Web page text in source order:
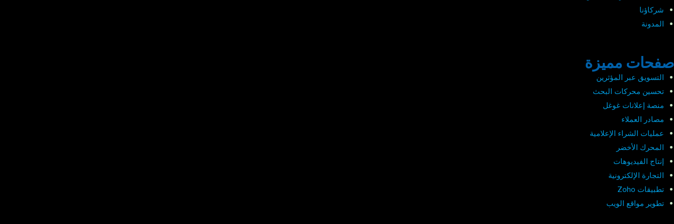
شركاؤنا
المدونة
صفحات مميزة
التسويق عبر المؤثرين
تحسين محركات البحث
منصة إعلانات غوغل
مصادر العملاء
عمليات الشراء الإعلامية
المحرك الأخضر
إنتاج الفيديوهات
التجارة الإلكترونية
تطبيقات Zoho
تطوير مواقع الويب